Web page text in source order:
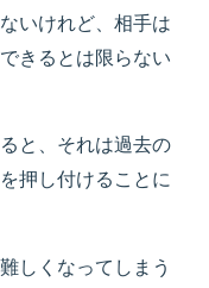
いけれど、相手は
きるとは限らない
と、それは過去の
押し付けることに
しくなってしまう